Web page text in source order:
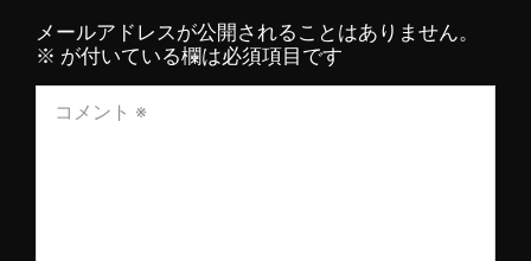
メールアドレスが公開されることはありません。
※ が付いている欄は必須項目です